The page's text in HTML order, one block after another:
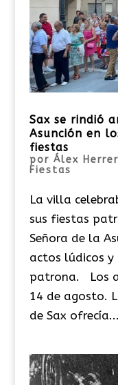
Sax se rindió
Asunción en
fiestas
por Álex
Fiestas
La villa
sus fiestas
Señora de la
actos lúdicos y
patrona. Los
14 de agosto.
de Sax ofrecía...